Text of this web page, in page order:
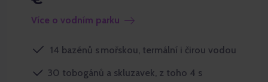
Více o vodním parku
14 bazénů s mořskou, termální i čirou vodou
30 tobogánů a skluzavek, z toho 4 s